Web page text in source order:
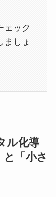
ェック
ましょ
ル化導
と「小さ